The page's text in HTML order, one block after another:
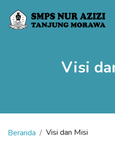
Visi
Beranda Visi dan Misi